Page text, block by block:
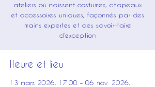
ateliers où naissent costumes, chapeaux
et accessoires uniques, façonnés par des
mains expertes et des savoir-faire
d’exception
Heure et lieu
13 mars 2026, 17:00 – 06 nov. 2026,